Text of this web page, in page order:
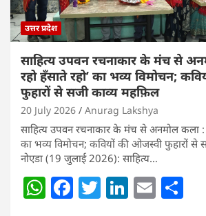
उत्तर प्रदेश
साहित्य उपवन रचनाकार के मंच से
रहो हॅंसाते रहो’ का भव्य विमोचन;
फुहारों से सजी काव्य महफ़िल
20 July 2026 Anurag Lakshya
साहित्य उपवन रचनाकार के मंच से अनमोल कला :
का भव्य विमोचन; कवियों की ओजस्वी फुहारों से
नोएडा (19 जुलाई 2026): साहित्य…
W F T Li E